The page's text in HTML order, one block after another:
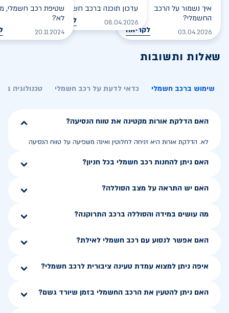
איך נשמור על הרכב
החשמלי?
03.04.2026 לקריאה
עדכון תוכנה ברכב חשמלי
08.04.2026 לקריאה
שטיפת רכב חשמלי,
לא?
20.11.2024
שאלות ותשובות
שימוש ברכב חשמלי כדאי לדעת על רכב חשמלי טכנולוגיה
האם הדלקת אורות מקטינה את טווח הנסיעה?
לא. הדלקת אורות היא זניחה לחלוטין ואינה משפיעה על טווח הנסיעה
האם ניתן להחנות רכב חשמלי בכל חניון?
האם יש התראה על מצב הסוללה?
מה עושים במידה והסוללה ברכב התרוקנה?
האם אפשר לנסוע עם רכב חשמלי לאילת?
איפה ניתן למצוא עמדת טעינה ציבורית לרכב חשמלי?
האם ניתן להטעין את הרכב החשמלי בזמן שיורד גשם?